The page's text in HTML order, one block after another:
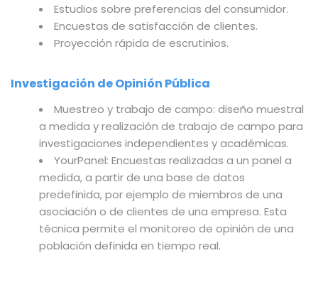
Estudios sobre preferencias del consumidor.
Encuestas de satisfacción de clientes.
Proyección rápida de escrutinios.
Investigación de Opinión Pública
Muestreo y trabajo de campo: diseño muestral
a medida y realización de trabajo de campo para
investigaciones independientes y académicas.
YourPanel: Encuestas realizadas a un panel a
medida, a partir de una base de datos
predefinida, por ejemplo de miembros de una
asociación o de clientes de una empresa. Esta
técnica permite el monitoreo de opinión de una
población definida en tiempo real.